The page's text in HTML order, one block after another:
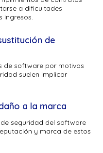
a dificultades
ingresos.
de
de software por motivos
suelen implicar
a la marca
seguridad del software
y marca de estos